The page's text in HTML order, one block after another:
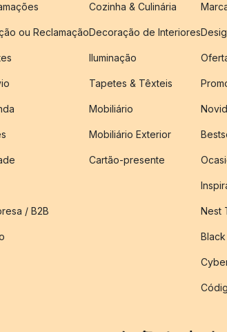
ou Reclamação
/ B2B
Cozinha & Culinária
Decoração de Interiores
Iluminação
Tapetes & Têxteis
Mobiliário
Mobiliário Exterior
Cartão-presente
Nest